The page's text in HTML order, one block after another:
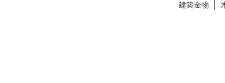
建築金物